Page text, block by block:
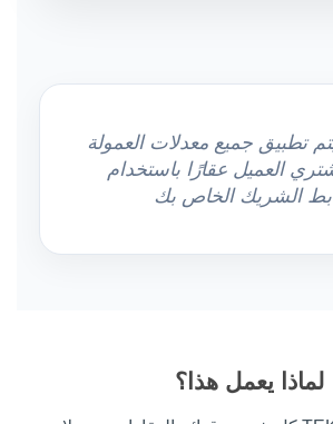
تطبيق جميع معدلات العمولة
العميل عقارًا باستخدام
الشريك الخاص بك
لماذا يعمل هذا؟